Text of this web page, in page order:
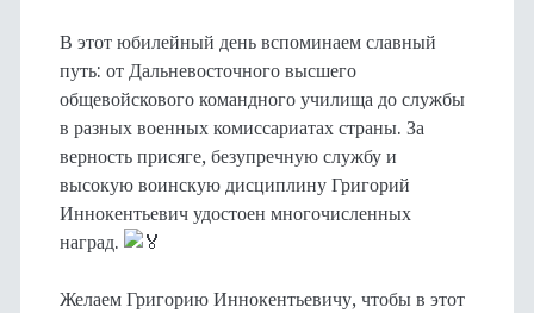
В этот юбилейный день вспоминаем славный
путь: от Дальневосточного высшего
общевойскового командного училища до службы
в разных военных комиссариатах страны. За
верность присяге, безупречную службу и
высокую воинскую дисциплину Григорий
Иннокентьевич удостоен многочисленных
наград.
Желаем Григорию Иннокентьевичу, чтобы в этот